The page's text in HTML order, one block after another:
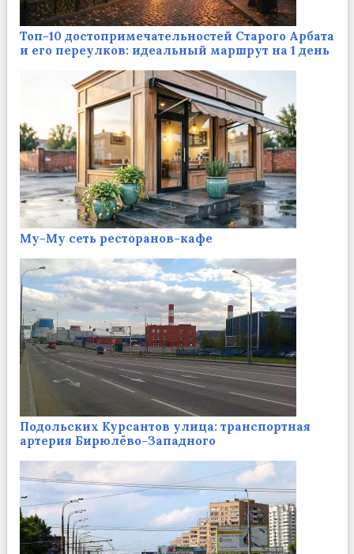
Топ-10 достопримечательностей Старого Арбата
и его переулков: идеальный маршрут на 1 день
Му-Му сеть ресторанов-кафе
Подольских Курсантов улица: транспортная
артерия Бирюлёво-Западного